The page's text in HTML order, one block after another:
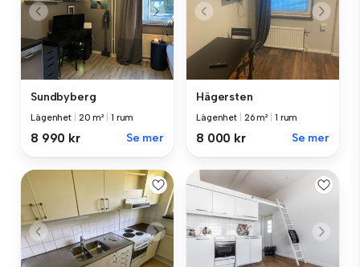
Sundbyberg
Lägenhet 20 m² 1 rum
8 990 kr Se mer
Hägersten
Lägenhet 26 m² 1 rum
8 000 kr Se mer